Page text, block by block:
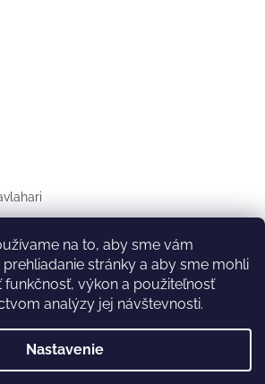
na to, aby sme vám
stránky a aby sme mohli
funkčnosť, výkon a použiteľnosť
analýzy jej návštevnosti.
Nastavenie
McCULLOCH CZ AT DE
Vytvoril Shoptet